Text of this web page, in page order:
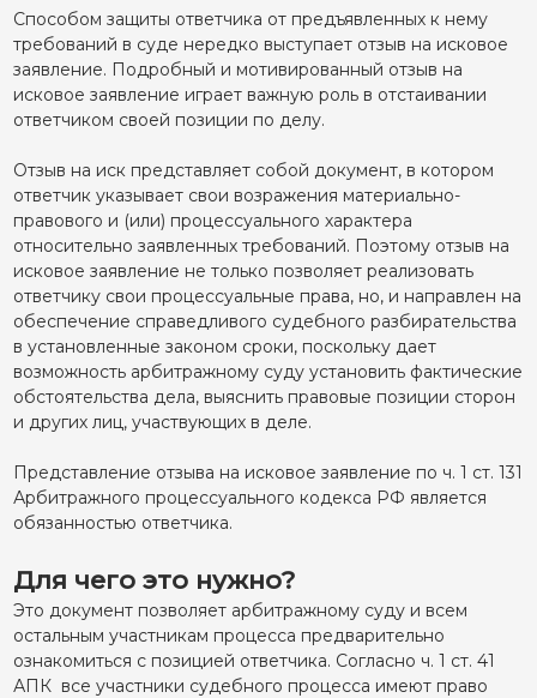
Способом защиты ответчика от предъявленных к нему
требований в суде нередко выступает отзыв на исковое
заявление. Подробный и мотивированный отзыв на
исковое заявление играет важную роль в отстаивании
ответчиком своей позиции по делу.
Отзыв на иск представляет собой документ, в котором
ответчик указывает свои возражения материально-
правового и (или) процессуального характера
относительно заявленных требований. Поэтому отзыв на
исковое заявление не только позволяет реализовать
ответчику свои процессуальные права, но, и направлен на
обеспечение справедливого судебного разбирательства
в установленные законом сроки, поскольку дает
возможность арбитражному суду установить фактические
обстоятельства дела, выяснить правовые позиции сторон
и других лиц, участвующих в деле.
Представление отзыва на исковое заявление по ч. 1 ст. 131
Арбитражного процессуального кодекса РФ является
обязанностью ответчика.
Для чего это нужно?
Это документ позволяет арбитражному суду и всем
остальным участникам процесса предварительно
ознакомиться с позицией ответчика. Согласно ч. 1 ст. 41
АПК все участники судебного процесса имеют право